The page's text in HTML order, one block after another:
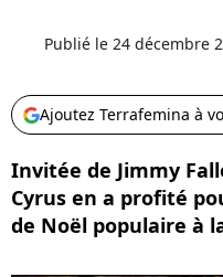
Publié le 24 décembre
Ajoutez Terrafemina à
Invitée de Jimmy
Cyrus en a profité
de Noël populaire à